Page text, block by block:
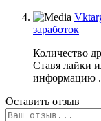
заработок
Количество
Ставя лайки
информацию
Оставить отзыв